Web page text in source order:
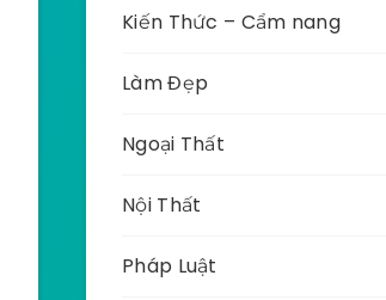
Kiến Thức – Cẩm nang
Làm Đẹp
Ngoại Thất
Nội Thất
Pháp Luật